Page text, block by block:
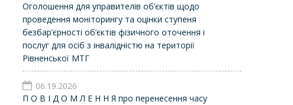
​Оголошення для управителів об’єктів щодо
проведення моніторингу та оцінки ступеня
безбар’єрності об’єктів фізичного оточення і
послуг для осіб з інвалідністю на території
Рівненської МТГ
06.19.2026
П О В І Д О М Л Е Н Н Я про перенесення часу